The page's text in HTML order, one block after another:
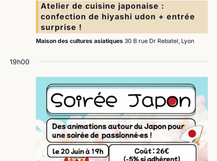
Atelier de cuisine japonaise :
confection de hiyashi udon + entrée
surprise !
Maison des cultures asiatiques 30 B rue Dr Rebatel, Lyon
19h00